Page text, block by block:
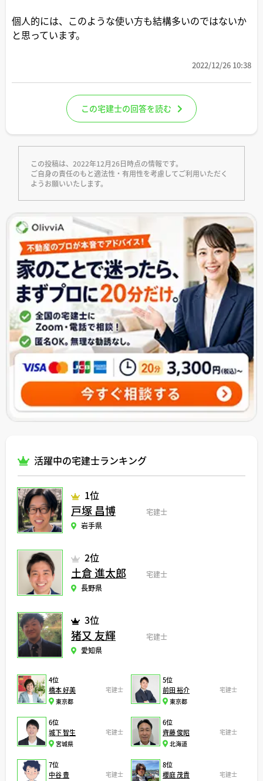
個人的には、このような使い方も結構多いのではないか
と思っています。
2022/12/26 10:38
この宅建士の回答を読む
この投稿は、2022年12月26日時点の情報です。
ご自身の責任のもと適法性・有用性を考慮してご利用いただく
ようお願いいたします。
活躍中の宅建士ランキング
1位
戸塚 昌博
宅建士
岩手県
2位
土倉 進太郎
宅建士
長野県
3位
猪又 友輝
宅建士
愛知県
4位
橋本 好美
宅建士
東京都
5位
前田 裕介
宅建士
東京都
6位
城下 智生
宅建士
宮城県
6位
齊藤 俊昭
宅建士
北海道
7位
中谷 豊
宅建士
8位
櫻庭 茂貴
宅建士